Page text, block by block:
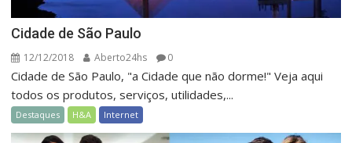
Cidade de São Paulo
12/12/2018 Aberto24hs 0
Cidade de São Paulo, "a Cidade que não dorme!" Veja aqui
todos os produtos, serviços, utilidades,...
Destaques H&A Internet